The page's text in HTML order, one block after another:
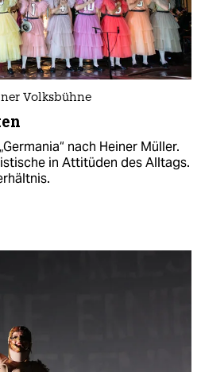
Volksbühne
nach Heiner Müller.
in Attitüden des Alltags.